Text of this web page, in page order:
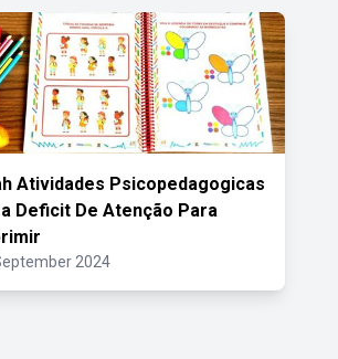
Atividades Psicopedagogicas
Deficit De Atenção Para
2024